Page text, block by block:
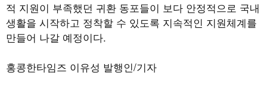
적 지원이 부족했던 귀환 동포들이 보다 안정적으로 국내
생활을 시작하고 정착할 수 있도록 지속적인 지원체계를
만들어 나갈 예정이다.
홍콩한타임즈 이유성 발행인/기자